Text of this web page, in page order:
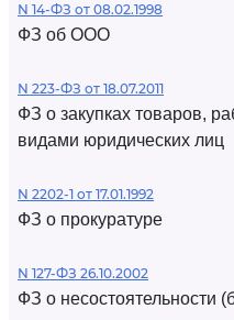
N 14-ФЗ от 08.02.1998
ФЗ об ООО
N 223-ФЗ от 18.07.2011
ФЗ о закупках товаров,
видами юридических лиц
N 2202-1 от 17.01.1992
ФЗ о прокуратуре
N 127-ФЗ 26.10.2002
ФЗ о несостоятельности